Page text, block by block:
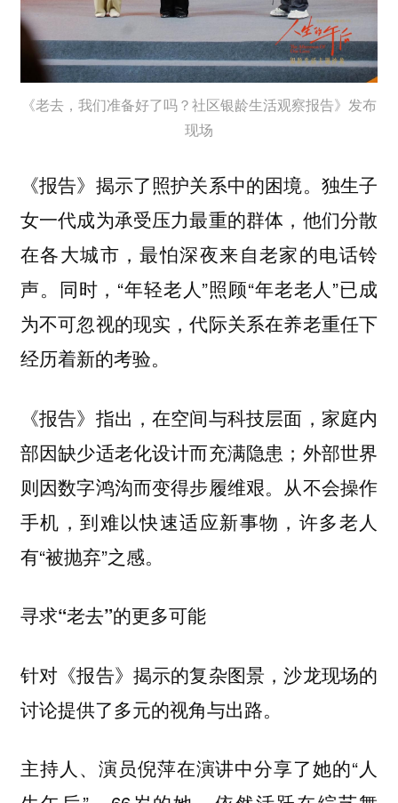
《老去，我们准备好了吗？社区银龄生活观察报告》发布
现场
《报告》揭示了照护关系中的困境。独生子
女一代成为承受压力最重的群体，他们分散
在各大城市，最怕深夜来自老家的电话铃
声。同时，“年轻老人”照顾“年老老人”已成
为不可忽视的现实，代际关系在养老重任下
经历着新的考验。
《报告》指出，在空间与科技层面，家庭内
部因缺少适老化设计而充满隐患；外部世界
则因数字鸿沟而变得步履维艰。从不会操作
手机，到难以快速适应新事物，许多老人
有“被抛弃”之感。
寻求“老去”的更多可能
针对《报告》揭示的复杂图景，沙龙现场的
讨论提供了多元的视角与出路。
主持人、演员倪萍在演讲中分享了她的“人